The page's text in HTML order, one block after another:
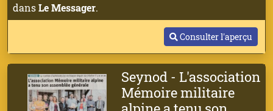
dansLe Messager.
Consulter l'aperçu
Seynod - L'association
Mémoire militaire